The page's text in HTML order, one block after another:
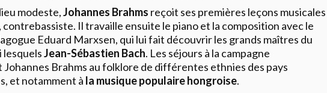
modeste,Johannes Brahms reçoit ses premières leçons musicales
contrebassiste. Il travaille ensuite le piano et la composition avec le
Eduard Marxsen, qui lui fait découvrir les grands maîtres du
lesquelsJean-Sébastien Bach. Les séjours à la campagne
Johannes Brahms au folklore de différentes ethnies des pays
et notamment à la musique populaire hongroise.